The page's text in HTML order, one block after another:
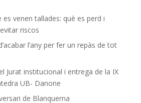
es venen tallades: què es perd i
riscos
l’any per fer un repàs de tot
Jurat institucional i entrega de la IX
UB- Danone
de Blanquerna